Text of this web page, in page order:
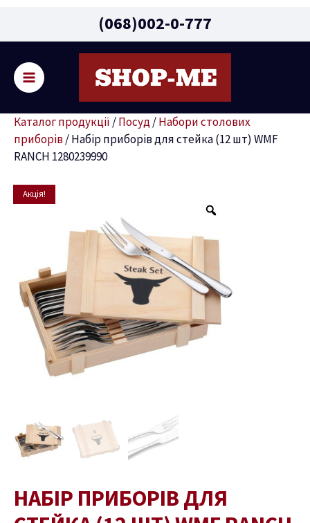
(068)002-0-777
Menu
Каталог продукції /Посуд/Набори столових
приборів /Набір приборів для стейка (12 шт) WMF
RANCH 1280239990
Акція!
НАБІР ПРИБОРІВ ДЛЯ
2699 грн.
Набір
шт)
WMF
RANCH
1280239990
кількість